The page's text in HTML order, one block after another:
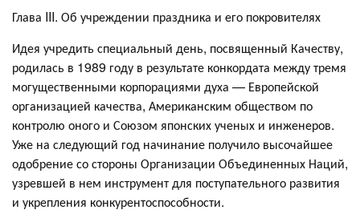
Глава III. Об учреждении праздника и его покровителях
Идея учредить специальный день, посвященный Качеству,
родилась в 1989 году в результате конкордата между тремя
могущественными корпорациями духа — Европейской
организацией качества, Американским обществом по
контролю оного и Союзом японских ученых и инженеров.
Уже на следующий год начинание получило высочайшее
одобрение со стороны Организации Объединенных Наций,
узревшей в нем инструмент для поступательного развития
и укрепления конкурентоспособности.